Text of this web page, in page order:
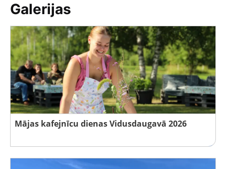
Galerijas
Mājas kafejnīcu dienas Vidusdaugavā 2026